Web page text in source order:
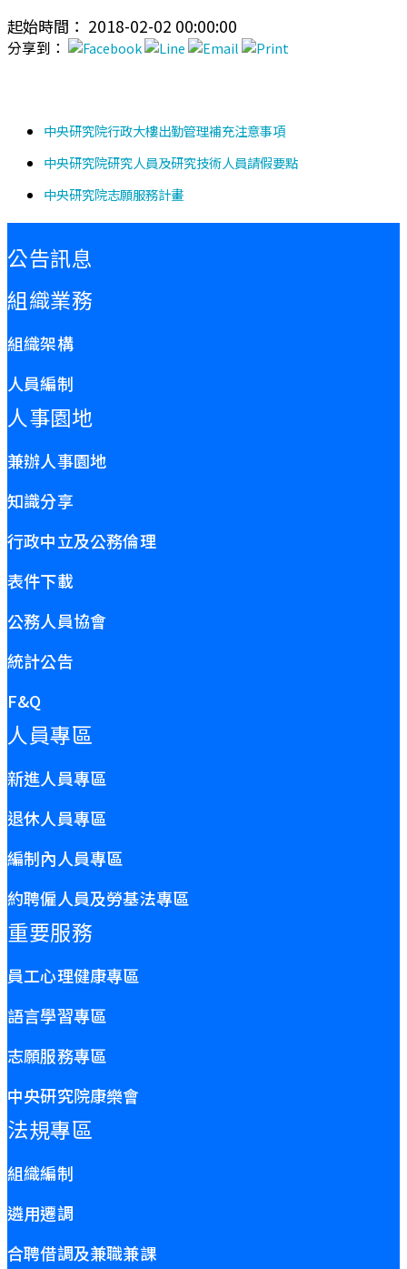
起始時間： 2018-02-02 00:00:00
分享到：
中央研究院行政大樓出勤管理補充注意事項
中央研究院研究人員及研究技術人員請假要點
中央研究院志願服務計畫
公告訊息
組織業務
組織架構
人員編制
人事園地
兼辦人事園地
知識分享
行政中立及公務倫理
表件下載
公務人員協會
統計公告
F&Q
人員專區
新進人員專區
退休人員專區
編制內人員專區
約聘僱人員及勞基法專區
重要服務
員工心理健康專區
語言學習專區
志願服務專區
中央研究院康樂會
法規專區
組織編制
遴用遷調
合聘借調及兼職兼課